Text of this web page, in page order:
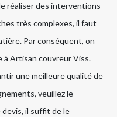
réaliser des interventions
très complexes, il faut
Par conséquent, on
à Artisan couvreur Viss.
une meilleure qualité de
veuillez le
il suffit de le